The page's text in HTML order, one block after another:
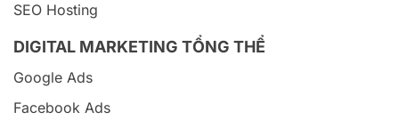
SEO Hosting
DIGITAL MARKETING TỔNG THỂ
Google Ads
Facebook Ads